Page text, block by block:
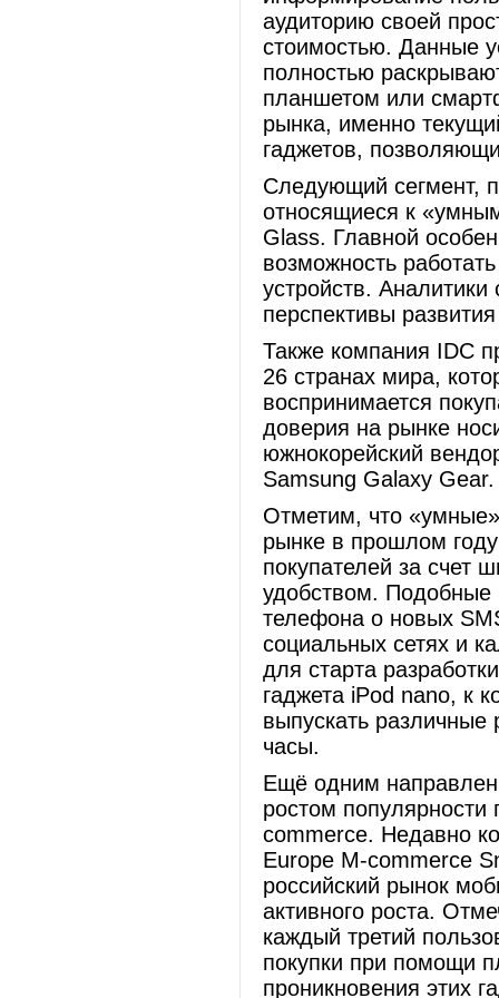
аудиторию своей
стоимостью. Данные
полностью
планшетом или
рынка, именно
гаджетов,
Следующий сегмент,
относящиеся к
Glass. Главной
возможность
устройств.
перспективы
Также компания IDC
26 странах мира,
воспринимается
доверия на рынке
южнокорейский
Samsung Galaxy Gear.
Отметим, что
рынке в прошлом
покупателей за счет
удобством. Подобные
телефона о новых
социальных сетях и
для старта
гаджета iPod nano, к
выпускать
часы.
Ещё одним
ростом
commerce. Недавно
Europe M-commerce
российский рынок
активного роста.
каждый третий
покупки при помощи
проникновения этих